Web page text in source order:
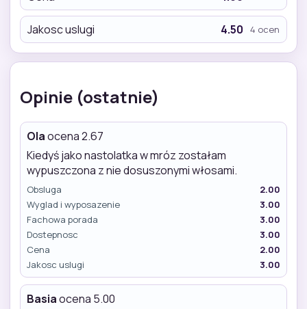
Jakosc uslugi 4.50 4 ocen
Opinie (ostatnie)
Olaocena 2.67
Kiedyś jako nastolatka w mróz zostałam
wypuszczona z nie dosuszonymi włosami.
Obsluga
2.00
Wyglad i wyposazenie
3.00
Fachowa porada
3.00
Dostepnosc
3.00
Cena
2.00
Jakosc uslugi
3.00
Basiaocena 5.00